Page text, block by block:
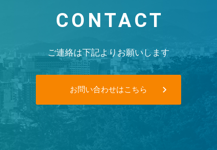
CONTACT
ご連絡は下記よりお願いします
お問い合わせはこちら